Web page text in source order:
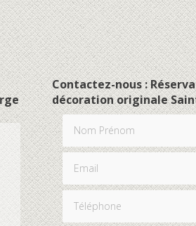
Contactez-nous :
décoration originale
Nom Prénom
Email
Téléphone